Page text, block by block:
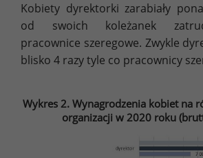
Kobiety dyrektorki zarabiały
od swoich koleżanek
pracownice szeregowe. Zwykle
blisko 4 razy tyle co pracownicy
Wykres 2. Wynagrodzenia kobiet na
organizacji w 2020 roku